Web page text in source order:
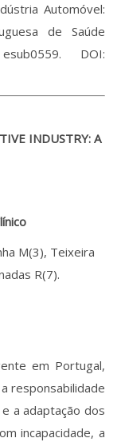
Leitores
publicadas
Automóvel:
de Saúde
DOI:
INDUSTRY: A
M(3), Teixeira
R(7).
em Portugal,
responsabilidade
a adaptação dos
incapacidade, a